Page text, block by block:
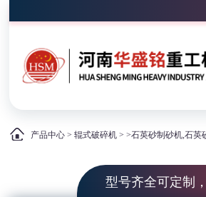
产品中心 >辊式破碎机 > >石英砂制砂机,石英
型号齐全可定制